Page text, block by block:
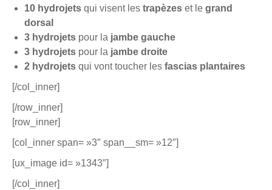
10 hydrojets qui visent les trapèzes et le grand
dorsal
3 hydrojets pour la jambe gauche
3 hydrojets pour la jambe droite
2 hydrojets qui vont toucher les fascias plantaires
[/col_inner]
[/row_inner]
[row_inner]
[col_inner span= »3″ span__sm= »12″]
[ux_image id= »1343″]
[/col_inner]